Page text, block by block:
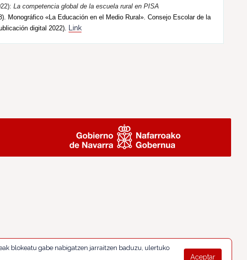
2): La competencia global de la escuela rural en PISA
Monográfico «La Educación en el Medio Rural». Consejo Escolar de la
digital 2022).
Link
Aceptar
blokeatu gabe nabigatzen jarraitzen baduzu, ulertuko